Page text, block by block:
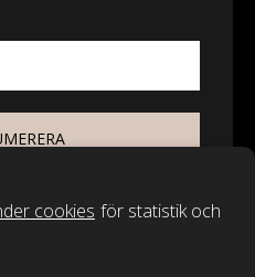
cookies för statistik och